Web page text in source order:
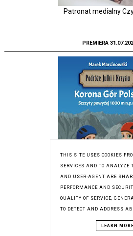
Patronat medialny
PREMIERA
Patronat medialny
PREMIERA
THIS SITE USES COOKIES
SERVICES AND TO ANALYZE
AND USER-AGENT ARE
PERFORMANCE AND
QUALITY OF SERVICE,
TO DETECT AND ADDRESS
LEARN MORE